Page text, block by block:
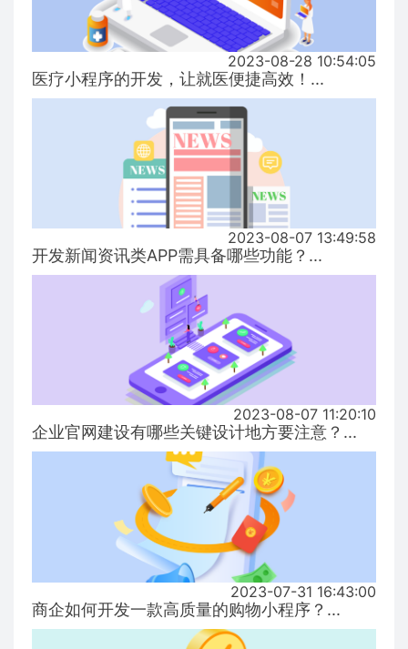
2023-08-28 10:54:05
医疗小程序的开发，让就医便捷高效！...
2023-08-07 13:49:58
开发新闻资讯类APP需具备哪些功能？...
2023-08-07 11:20:10
企业官网建设有哪些关键设计地方要注意？...
2023-07-31 16:43:00
商企如何开发一款高质量的购物小程序？...